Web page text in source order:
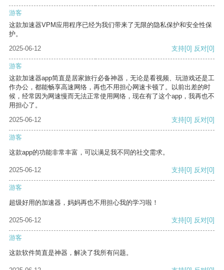
游客
这款加速器VPM应用程序已经为我们带来了无限的隐私保护和安全性保
护。
2025-06-12
支持[0] 反对[0]
游客
这款加速器app简直是居家旅行必备神器，无论是看视频、玩游戏还是工
作办公，都能畅享高速网络，再也不用担心网速卡顿了。以前出差的时
候，经常因为网速慢而无法正常使用网络，现在有了这个app，我再也不
用担心了。
2025-06-12
支持[0] 反对[0]
游客
这款app的功能非常丰富，可以满足我不同的社交需求。
2025-06-12 支持[0] 反对[0]
游客
超级好用的加速器，妈妈再也不用担心我的学习啦！
2025-06-12 支持[0] 反对[0]
游客
这款软件简直是神器，解决了我所有问题。